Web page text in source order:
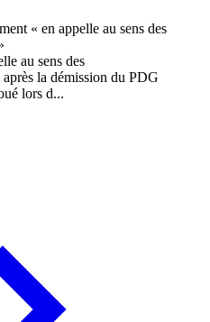
au sens des
la démission du PDG
lors d...